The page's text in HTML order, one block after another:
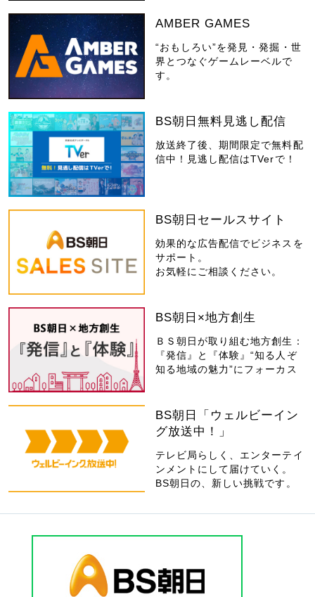
AMBER GAMES
“おもしろい”を発見・発掘・世
界とつなぐゲームレーベルで
す。
BS朝日無料見逃し配信
放送終了後、期間限定で無料配
信中！見逃し配信はTVerで！
BS朝日セールスサイト
効果的な広告配信でビジネスを
サポート。
お気軽にご相談ください。
BS朝日×地方創生
ＢＳ朝日が取り組む地方創生：
『発信』と『体験』“知る人ぞ
知る地域の魅力”にフォーカス
BS朝日「ウェルビーイン
グ放送中！」
テレビ局らしく、エンターテイ
ンメントにして届けていく。
BS朝日の、新しい挑戦です。